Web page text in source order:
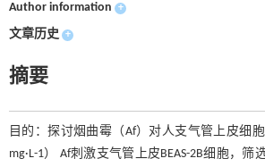
Author information +
文章历史 +
摘要
目的：探讨烟曲霉（Af）对人支气管上皮细
mg·L-1） Af刺激支气管上皮BEAS-2B细胞，